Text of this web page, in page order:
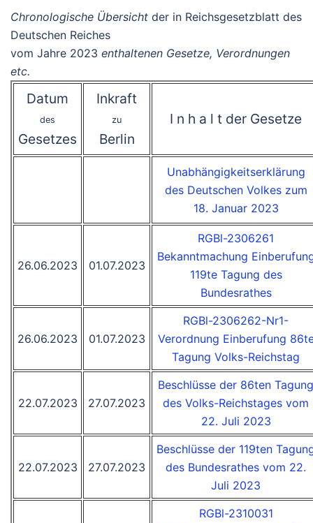
Chronologische Übersicht der in Reichsgesetzblatt des
Deutschen Reiches
vom Jahre 2023 enthaltenen Gesetze, Verordnungen
etc.
Datum
des
Gesetzes
Inkraft
zu
Berlin
I n h a l t der Gesetze
Unabhängigkeitserklärung
des Deutschen Volkes zum
18. Januar 2023
26.06.2023 01.07.2023
RGBl-2306261
Bekanntmachung
119te Tagung des
Bundesrathes
26.06.2023 01.07.2023
RGBl-2306262-Nr1-
Verordnung Einberufung
Tagung Volks-Reichstag
22.07.2023 27.07.2023
Beschlüsse der 86ten Tagung
des Volks-Reichstages vom
22. Juli 2023
22.07.2023 27.07.2023
Beschlüsse der 119ten
des Bundesrathes vom 22.
Juli 2023
RGBl-2310031